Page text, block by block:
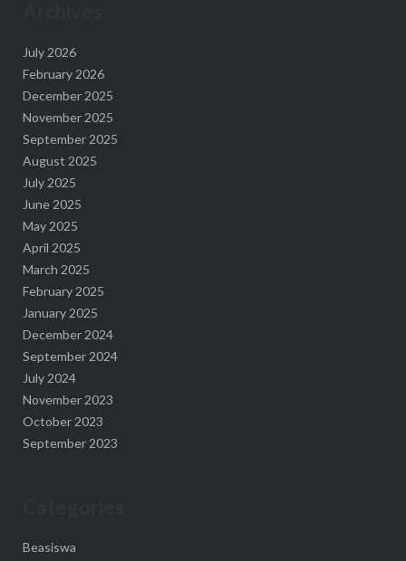
July 2026
February 2026
December 2025
November 2025
September 2025
August 2025
July 2025
June 2025
May 2025
April 2025
March 2025
February 2025
January 2025
December 2024
September 2024
July 2024
November 2023
October 2023
September 2023
Beasiswa